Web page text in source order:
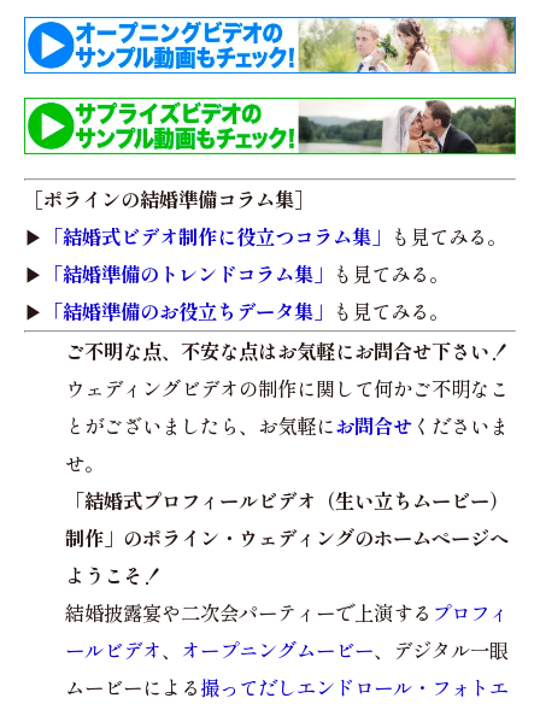
［ポラインの結婚準備コラム集］
▶︎ 「結婚式ビデオ制作に役立つコラム集」 も見てみる。
▶︎ 「結婚準備のトレンドコラム集」 も見てみる。
▶︎ 「結婚準備のお役立ちデータ集」 も見てみる。
ご不明な点、不安な点はお気軽にお問合せ下さい！
ウェディングビデオの制作に関して何かご不明なこ
とがございましたら、お気軽にお問合せ くださいま
せ。
「結婚式プロフィールビデオ（生い立ちムービー）
制作」のポライン・ウェディングのホームページへ
ようこそ！
結婚披露宴や二次会パーティーで上演する プロフィ
ールビデオ、 オープニングムービー、デジタル一眼
ムービーによる撮ってだしエンドロール・フォトエ